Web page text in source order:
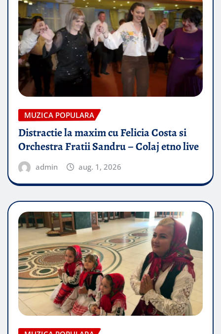
MUZICA POPULARA
Distractie la maxim cu Felicia Costa si
Orchestra Fratii Sandru – Colaj etno live
admin aug. 1, 2026